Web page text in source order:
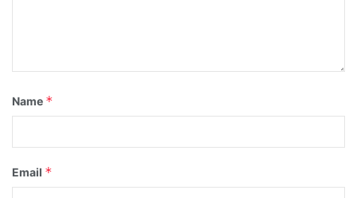
Name *
Email *